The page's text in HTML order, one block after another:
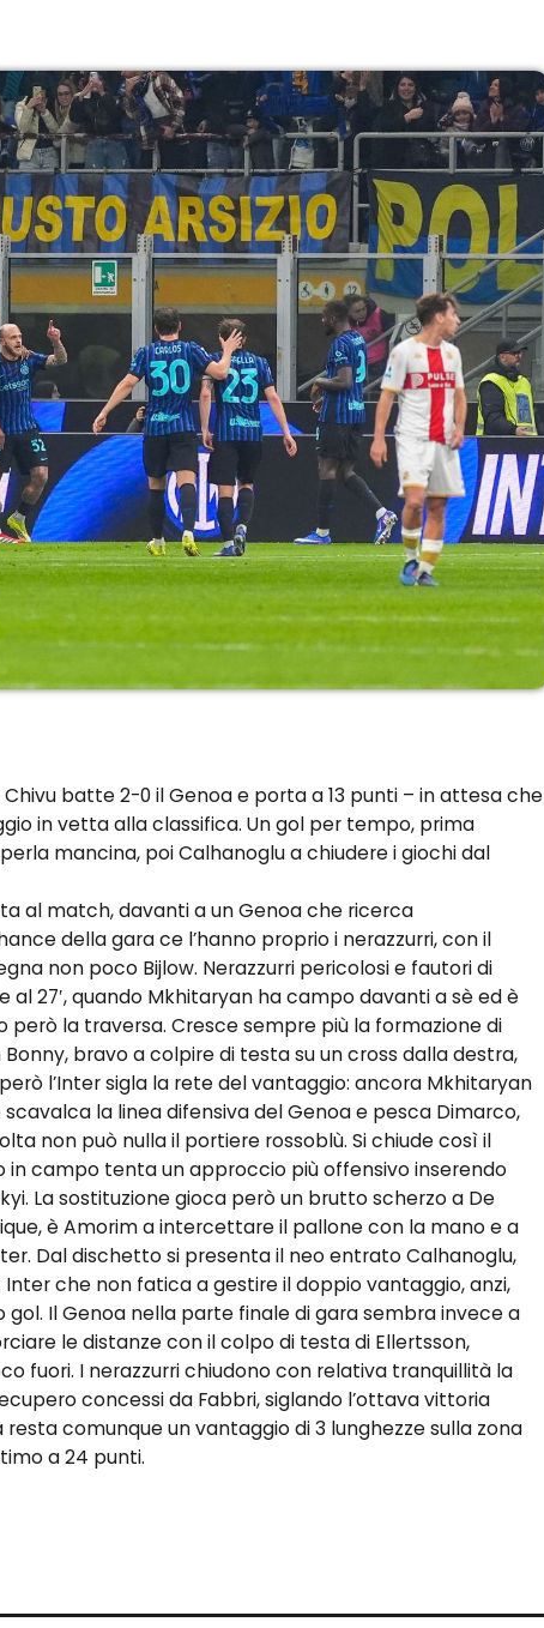
Chivu batte 2-0 il Genoa e porta a 13 punti – in attesa che
in vetta alla classifica. Un gol per tempo, prima
mancina, poi Calhanoglu a chiudere i giochi dal
al match, davanti a un Genoa che ricerca
della gara ce l’hanno proprio i nerazzurri, con il
non poco Bijlow. Nerazzurri pericolosi e fautori di
27′, quando Mkhitaryan ha campo davanti a sè ed è
la traversa. Cresce sempre più la formazione di
bravo a colpire di testa su un cross dalla destra,
l’Inter sigla la rete del vantaggio: ancora Mkhitaryan
la linea difensiva del Genoa e pesca Dimarco,
non può nulla il portiere rossoblù. Si chiude così il
campo tenta un approccio più offensivo inserendo
La sostituzione gioca però un brutto scherzo a De
è Amorim a intercettare il pallone con la mano e a
Dal dischetto si presenta il neo entrato Calhanoglu,
che non fatica a gestire il doppio vantaggio, anzi,
Il Genoa nella parte finale di gara sembra invece a
le distanze con il colpo di testa di Ellertsson,
fuori. I nerazzurri chiudono con relativa tranquillità la
concessi da Fabbri, siglando l’ottava vittoria
comunque un vantaggio di 3 lunghezze sulla zona
a 24 punti.